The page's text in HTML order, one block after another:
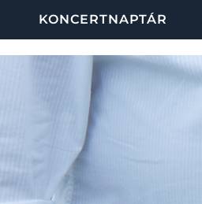
KONCERTNAPTÁR